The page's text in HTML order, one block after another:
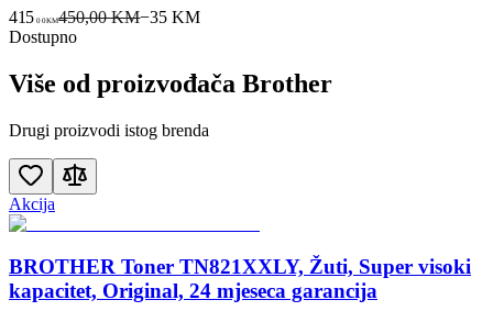
415 00KM450,00 KM−35 KM
Dostupno
Više od proizvođača Brother
Drugi proizvodi istog brenda
Akcija
BROTHER Toner TN821XXLY, Žuti, Super visoki
kapacitet, Original, 24 mjeseca garancija